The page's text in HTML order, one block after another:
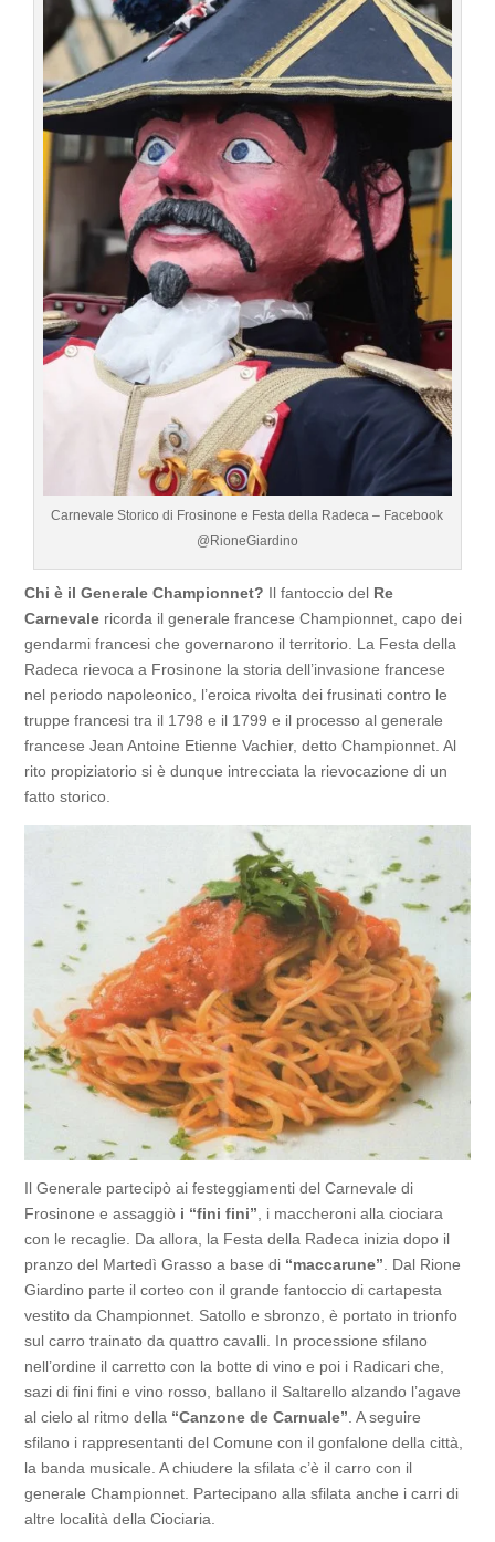
Carnevale Storico di Frosinone e Festa della Radeca – Facebook
@RioneGiardino
Chi è il Generale Championnet? Il fantoccio del Re
Carnevale ricorda il generale francese Championnet, capo dei
gendarmi francesi che governarono il territorio. La Festa della
Radeca rievoca a Frosinone la storia dell’invasione francese
nel periodo napoleonico, l’eroica rivolta dei frusinati contro le
truppe francesi tra il 1798 e il 1799 e il processo al generale
francese Jean Antoine Etienne Vachier, detto Championnet. Al
rito propiziatorio si è dunque intrecciata la rievocazione di un
fatto storico.
Il Generale partecipò ai festeggiamenti del Carnevale di
Frosinone e assaggiò i “fini fini” , i maccheroni alla ciociara
con le recaglie. Da allora, la Festa della Radeca inizia dopo il
pranzo del Martedì Grasso a base di “maccarune” . Dal Rione
Giardino parte il corteo con il grande fantoccio di cartapesta
vestito da Championnet. Satollo e sbronzo, è portato in trionfo
sul carro trainato da quattro cavalli. In processione sfilano
nell’ordine il carretto con la botte di vino e poi i Radicari che,
sazi di fini fini e vino rosso, ballano il Saltarello alzando l’agave
al cielo al ritmo della “Canzone de Carnuale” . A seguire
sfilano i rappresentanti del Comune con il gonfalone della città,
la banda musicale. A chiudere la sfilata c’è il carro con il
generale Championnet. Partecipano alla sfilata anche i carri di
altre località della Ciociaria.